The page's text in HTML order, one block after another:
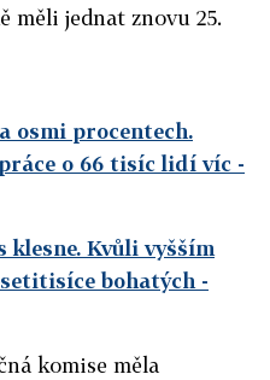
měli jednat znovu 25.
osmi procentech.
o 66 tisíc lidí víc -
Kvůli vyšším
bohatých -
komise měla